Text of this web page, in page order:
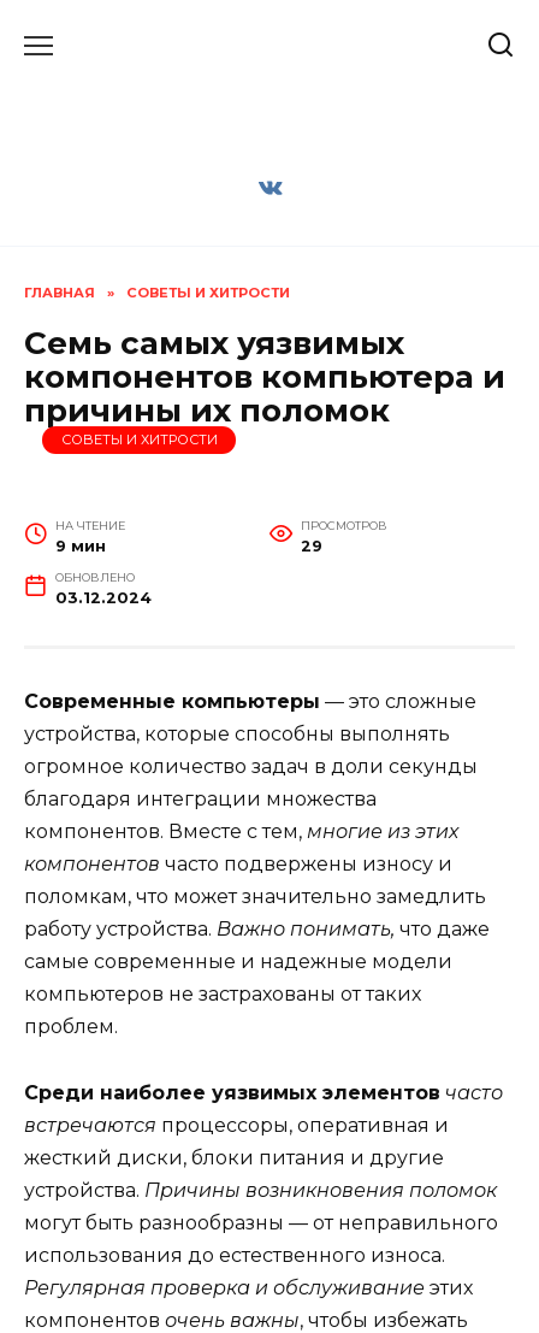
ГЛАВНАЯ » СОВЕТЫ И ХИТРОСТИ
Семь самых уязвимых
компонентов компьютера и
причины их поломок
СОВЕТЫ И ХИТРОСТИ
НА ЧТЕНИЕ
9 мин
ПРОСМОТРОВ
29
ОБНОВЛЕНО
03.12.2024
Современные компьютеры — это сложные
устройства, которые способны выполнять
огромное количество задач в доли секунды
благодаря интеграции множества
компонентов. Вместе с тем, многие из этих
компонентов часто подвержены износу и
поломкам, что может значительно замедлить
работу устройства. Важно понимать, что даже
самые современные и надежные модели
компьютеров не застрахованы от таких
проблем.
Среди наиболее уязвимых элементов часто
встречаются процессоры, оперативная и
жесткий диски, блоки питания и другие
устройства. Причины возникновения поломок
могут быть разнообразны — от неправильного
использования до естественного износа.
Регулярная проверка и обслуживание этих
компонентов очень важны, чтобы избежать